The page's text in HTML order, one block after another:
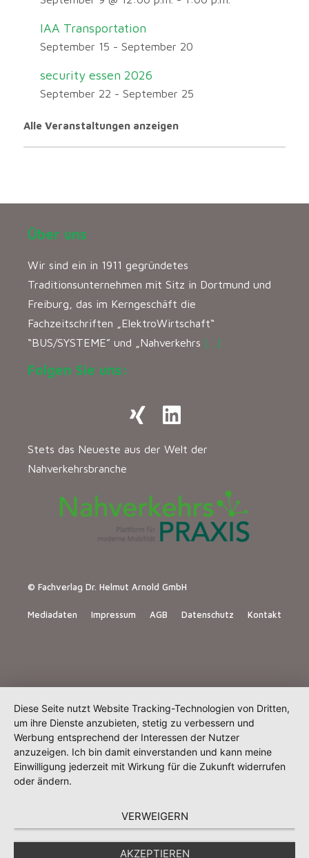
IAA Transportation
September 15 - September 20
security essen 2026
September 22 - September 25
Alle Veranstaltungen anzeigen
Über uns
Wir sind ein in 1911 gegründetes
Traditionsunternehmen mit Sitz in Dortmund und
Freiburg, das im Kerngeschäft die
Fachzeitschriften „ElektroWirtschaft“
“BUS/SYSTEME” und „Nahverkehrs […]
Folgen Sie uns:
Stets das Neueste aus der Welt der
Nahverkehrsbranche
© Fachverlag Dr. Helmut Arnold GmbH
Mediadaten Impressum AGB Datenschutz Kontakt
Diese Seite nutzt Website Tracking-Technologien von Dritten,
um ihre Dienste anzubieten, stetig zu verbessern und
Werbung entsprechend der Interessen der Nutzer
anzuzeigen. Ich bin damit einverstanden und kann meine
Einwilligung jederzeit mit Wirkung für die Zukunft widerrufen
oder ändern.
VERWEIGERN
AKZEPTIEREN